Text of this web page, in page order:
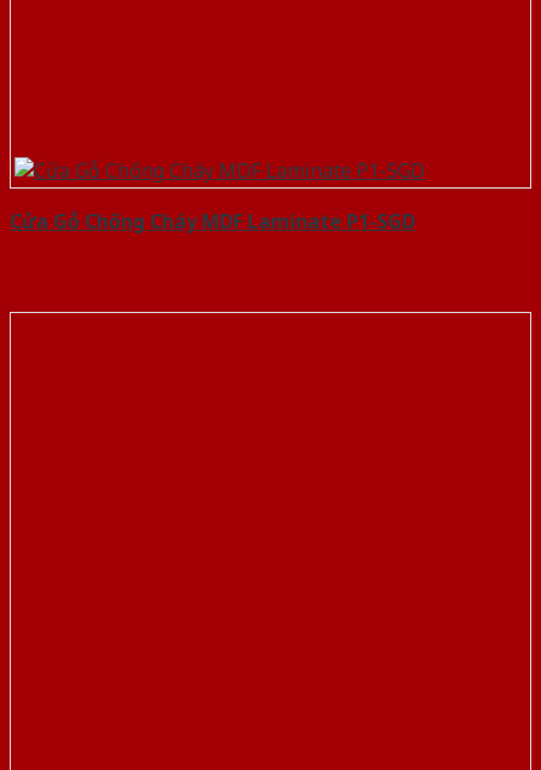
Cửa Gỗ Chống Cháy MDF Laminate P1-SGD